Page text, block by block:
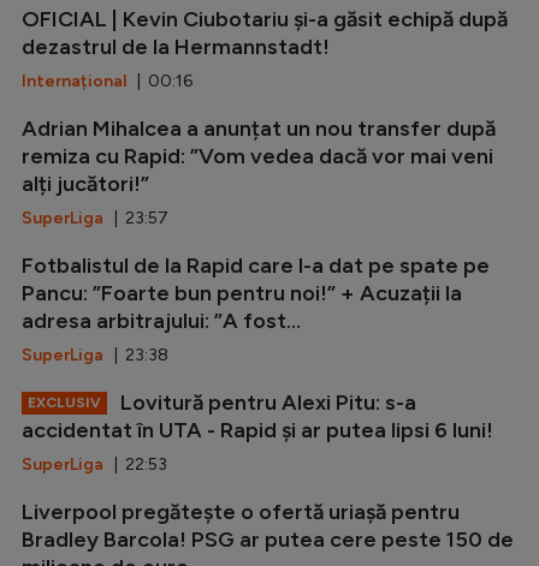
OFICIAL | Kevin Ciubotariu și-a găsit echipă după
dezastrul de la Hermannstadt!
Internațional | 00:16
Adrian Mihalcea a anunțat un nou transfer după
remiza cu Rapid: ”Vom vedea dacă vor mai veni
alți jucători!”
SuperLiga | 23:57
Fotbalistul de la Rapid care l-a dat pe spate pe
Pancu: ”Foarte bun pentru noi!” + Acuzații la
adresa arbitrajului: ”A fost...
SuperLiga | 23:38
EXCLUSIV
Lovitură pentru Alexi Pitu: s-a
accidentat în UTA - Rapid și ar putea lipsi 6 luni!
SuperLiga | 22:53
Liverpool pregătește o ofertă uriașă pentru
Bradley Barcola! PSG ar putea cere peste 150 de